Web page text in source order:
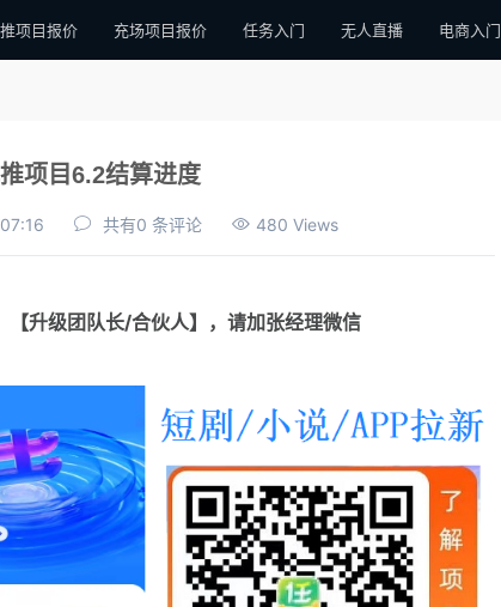
项目报价 充场项目报价 任务入门 无人直播 电商入门
项目6.2结算进度
共有0 条评论 480 Views
【升级团队长/合伙人】，请加张经理微信